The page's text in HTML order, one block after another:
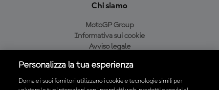
Chi siamo
MotoGP Group
Informativa sui cookie
Avviso legale
Condizioni di acquisto
Personalizza la tua esperienza
Dorna e i suoi fornitori utilizzano i cookie e tecnologie simili per